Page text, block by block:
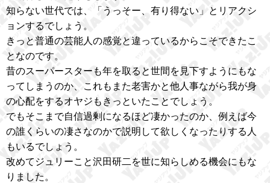
知らない世代では、「うっそー、有り得ない」とリアクシ
ョンするでしょう。
きっと普通の芸能人の感覚と違っているからこそできたこ
となのです。
昔のスーパースターも年を取ると世間を見下すようにもな
ってしまうのか、これもまた老害かと他人事ながら我が身
の心配をするオヤジもきっといたことでしょう。
でもそこまで自信過剰になるほど凄かったのか、例えば今
の誰くらいの凄さなのかで説明して欲しくなったりする人
もいるでしょう。
改めてジュリーこと沢田研二を世に知らしめる機会にもな
りました。